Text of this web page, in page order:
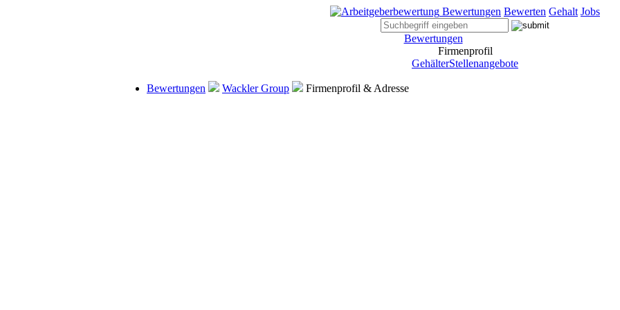
Bewertungen Bewerten Gehalt Jobs
Bewertungen
Firmenprofil
GehälterStellenangebote
Bewertungen Wackler Group Firmenprofil & Adresse